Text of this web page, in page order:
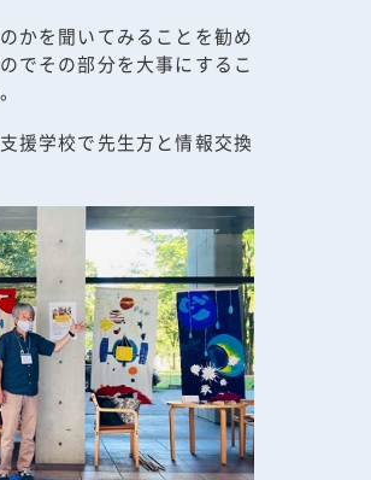
かを聞いてみることを勧め
でその部分を大事にするこ
援学校で先生方と情報交換